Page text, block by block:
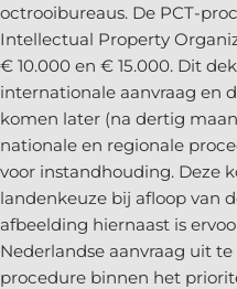
octrooibureaus. De PCT-
Intellectual Property
€ 10.000 en € 15.000. Dit
internationale aanvraag en
komen later (na dertig
nationale en regionale
voor instandhouding. Deze
landenkeuze bij afloop van
afbeelding hiernaast is
Nederlandse aanvraag uit
procedure binnen het